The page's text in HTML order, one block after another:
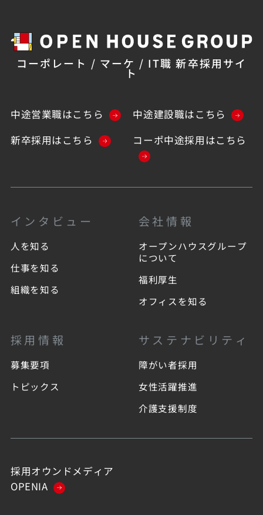
コーポレート / マーケ / IT職 新卒採用サイ
ト
中途営業職はこちら
中途建設職はこちら
新卒採用はこちら
コーポ中途採用はこちら
インタビュー
人を知る
仕事を知る
組織を知る
会社情報
オープンハウスグループ
について
福利厚生
オフィスを知る
採用情報
募集要項
トピックス
サステナビリティ
障がい者採用
女性活躍推進
介護支援制度
採用オウンドメディア
OPENIA